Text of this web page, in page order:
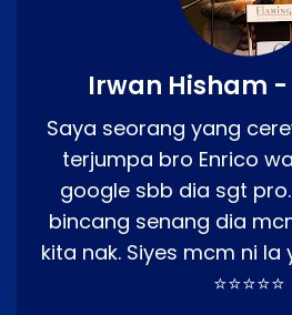
Irwan Hisham
Saya seorang yang
terjumpa bro Enrico
google sbb dia sgt
bincang senang dia
kita nak. Siyes mcm ni
⭐⭐⭐⭐⭐